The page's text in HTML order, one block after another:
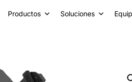
Productos Soluciones